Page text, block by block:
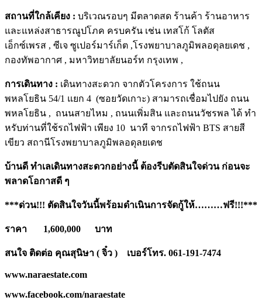
สถานที่ใกล้เคียง : บริเวณรอบๆ มีตลาดสด ร้านค้า ร้านอาหาร
และแหล่งสาธารณูปโภค ครบครัน เช่น เทสโก้ โลตัส
เอ็กซ์เพรส , ซีเจ ซูเปอร์มาร์เก็ต ,โรงพยาบาลภูมิพลอดุลยเดช ,
กองทัพอากาศ , มหาวิทยาลัยนอร์ท กรุงเทพ ,
การเดินทาง : เดินทางสะดวก จากตัวโครงการ ใช้ถนน
พหลโยธิน 54/1 แยก 4 (ซอยวัดเกาะ) สามารถเชื่อมไปยัง ถนน
พหลโยธิน , ถนนสายไหม , ถนนเพิ่มสิน และถนนวัชรพล ได้ ทำ
หรับท่านที่ใช้รถไฟฟ้า เพียง 10 นาที จากรถไฟฟ้า BTS สายสี
เขียว สถานีโรงพยาบาลภูมิพลอดุลยเดช
บ้านดี ทำเลเดินทางสะดวกอย่างนี้ ต้องรีบตัดสินใจด่วน ก่อนจะ
พลาดโอกาสดี ๆ
***ด่วน!!! ตัดสินใจวันนี้พร้อมดำเนินการจัดกู้ให้………ฟรี!!!***
ราคา 1,600,000 บาท
สนใจ ติดต่อ คุณสุนิษา ( จิ๋ว ) เบอร์โทร. 061-191-7474
www.naraestate.com
www.facebook.com/naraestate